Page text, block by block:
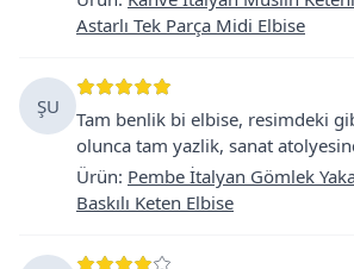
Astarlı Tek Parça Midi Elbise
ŞU
Tam benlik bi elbise, resimdeki
olunca tam yazlik, sanat
Ürün: Pembe İtalyan Gömlek
Baskılı Keten Elbise